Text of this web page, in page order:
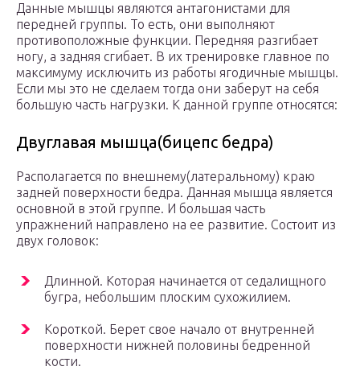
Данные мышцы являются антагонистами для
передней группы. То есть, они выполняют
противоположные функции. Передняя разгибает
ногу, а задняя сгибает. В их тренировке главное по
максимуму исключить из работы ягодичные мышцы.
Если мы это не сделаем тогда они заберут на себя
большую часть нагрузки. К данной группе относятся:
Двуглавая мышца(бицепс бедра)
Располагается по внешнему(латеральному) краю
задней поверхности бедра. Данная мышца является
основной в этой группе. И большая часть
упражнений направлено на ее развитие. Состоит из
двух головок:
Длинной. Которая начинается от седалищного
бугра, небольшим плоским сухожилием.
Короткой. Берет свое начало от внутренней
поверхности нижней половины бедренной
кости.